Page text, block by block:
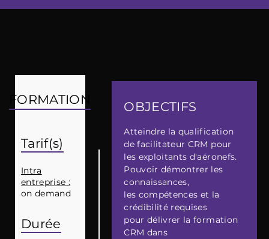
FORMATION
Tarif(s)
Intra
entreprise :
on demand
Durée
OBJECTIFS
Atteindre la qualification
de facilitateur CRM pour
les exploitants d'aéronefs.
Pouvoir démontrer les
connaissances,
les compétences et la
crédibilité requises
pour délivrer la formation
CRM dans